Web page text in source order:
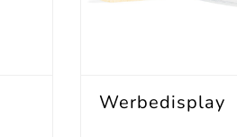
Werbedisplay